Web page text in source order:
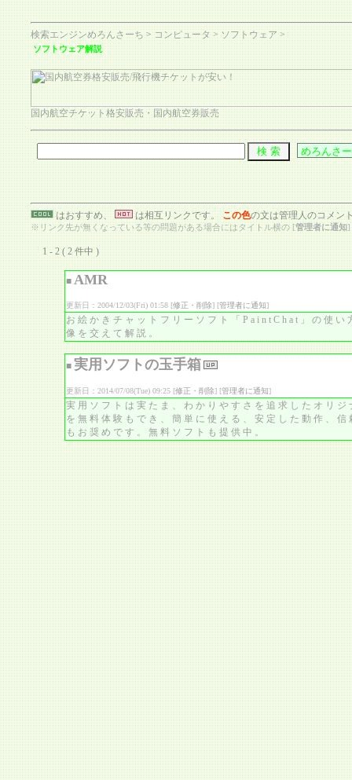
検索エンジンめろんさーち>コンピュータ>ソフトウェア>
ソフトウェア解説
国内航空チケット格安販売・国内航空券販売
はおすすめ、 は相互リンクです。この色の文は管理人のコメン
※リンク先が無くなっている等の問題がある場合にはタイトル横の [管理者に通知]
1 - 2 ( 2 件中 )
■ AMR
更新日：2004/12/03(Fri) 01:58 [修正・削除] [管理者に通知]
お絵かきチャットフリーソフト「PaintChat」の使い
像を交えて解説。
■ 実用ソフトの玉手箱
更新日：2014/07/08(Tue) 09:25 [修正・削除] [管理者に通知]
実用ソフトは実たま、わかりやすさを追求したオリ
を無料体験もでき、簡単に使える、安定した動作、
もお奨めです。無料ソフトも提供中。